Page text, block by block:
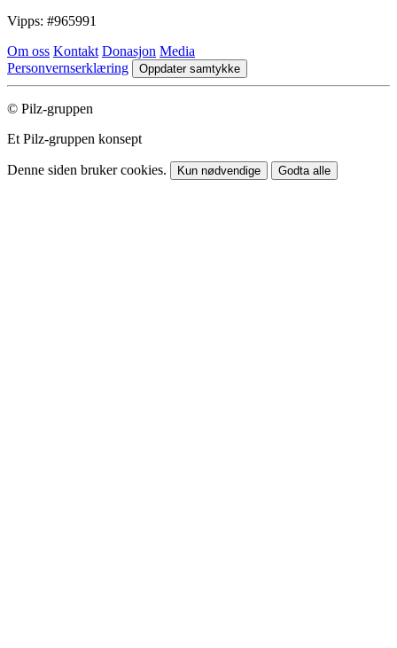
Vipps: #965991
Om oss Kontakt Donasjon Media
Personvernserklæring
Oppdater samtykke
© Pilz-gruppen
Et Pilz-gruppen konsept
Denne siden bruker cookies. Kun nødvendige Godta alle